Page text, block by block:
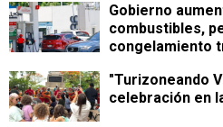
Gobierno
combustibles,
congelamiento
"Turizoneando
celebración en